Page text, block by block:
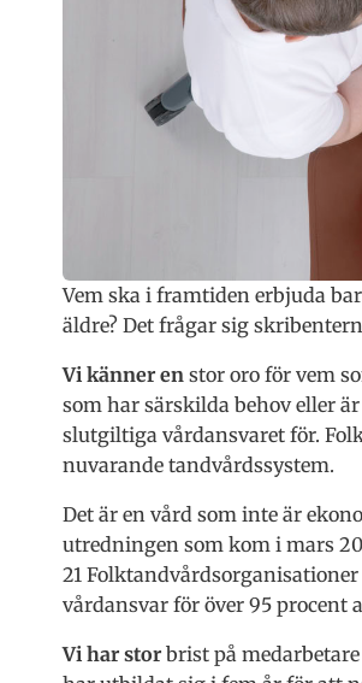
Vem ska i framtiden erbjuda
äldre? Det frågar sig
Vi känner en stor oro för vem
som har särskilda behov eller
slutgiltiga vårdansvaret för.
nuvarande tandvårdssystem.
Det är en vård som inte är
utredningen som kom i mars
21
vårdansvar för över 95 procent
Vi har stor brist på